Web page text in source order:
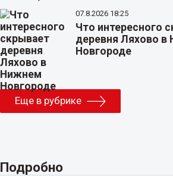
07.8.2026 18:25
Что интересного
деревня Ляхово в
Новгороде
Еще в рубрике
Подробно